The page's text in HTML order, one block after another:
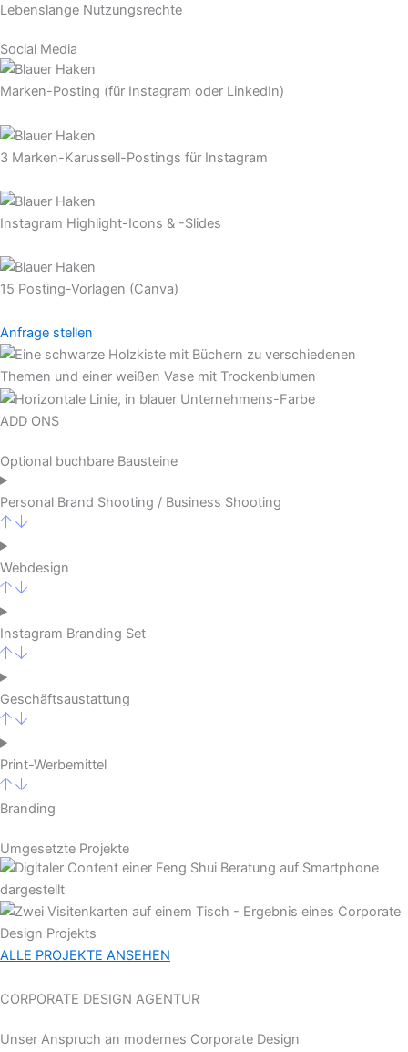
Lebenslange Nutzungsrechte
Social Media
Marken-Posting (für Instagram oder LinkedIn)
3 Marken-Karussell-Postings für Instagram
Instagram Highlight-Icons & -Slides
15 Posting-Vorlagen (Canva)
Anfrage stellen
ADD ONS
Optional buchbare Bausteine
Personal Brand Shooting / Business Shooting
Webdesign
Instagram Branding Set
Geschäftsaustattung
Print-Werbemittel
Branding
Umgesetzte Projekte
ALLE PROJEKTE ANSEHEN
CORPORATE DESIGN AGENTUR
Unser Anspruch an modernes Corporate Design